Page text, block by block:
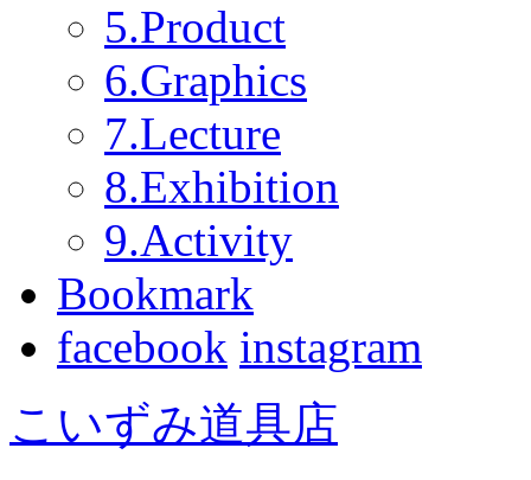
5.Product
6.Graphics
7.Lecture
8.Exhibition
9.Activity
Bookmark
facebook instagram
こいずみ道具店